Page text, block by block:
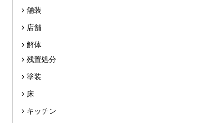
舗装
店舗
解体
残置処分
塗装
床
キッチン